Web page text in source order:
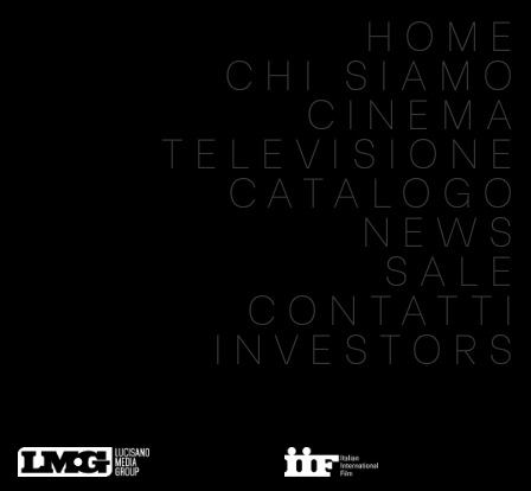
HOME
CHI SIAMO
CINEMA
TELEVISIONE
CATALOGO
NEWS
SALE
CONTATTI
INVESTORS